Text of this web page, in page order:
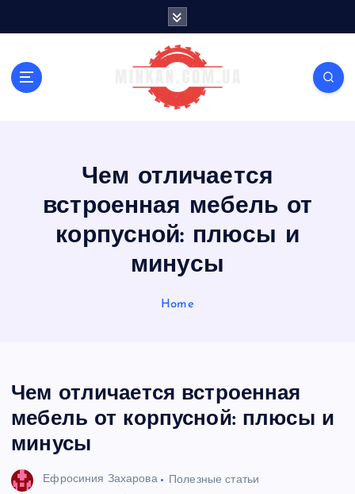
Чем отличается
встроенная мебель от
корпусной: плюсы и
минусы
Home
Чем отличается встроенная
мебель от корпусной: плюсы и
минусы
Ефросиния Захарова
Полезные статьи